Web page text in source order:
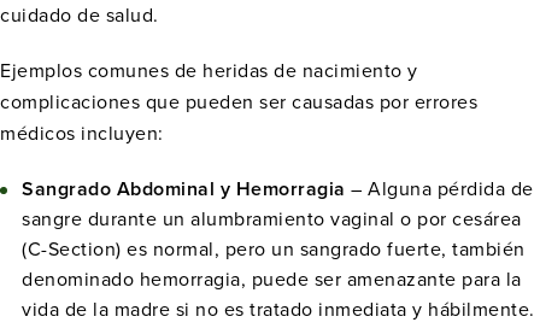
cuidado de salud.
Ejemplos comunes de heridas de nacimiento y
complicaciones que pueden ser causadas por errores
médicos incluyen:
Sangrado Abdominal y Hemorragia – Alguna pérdida de
sangre durante un alumbramiento vaginal o por cesárea
(C-Section) es normal, pero un sangrado fuerte, también
denominado hemorragia, puede ser amenazante para la
vida de la madre si no es tratado inmediata y hábilmente.